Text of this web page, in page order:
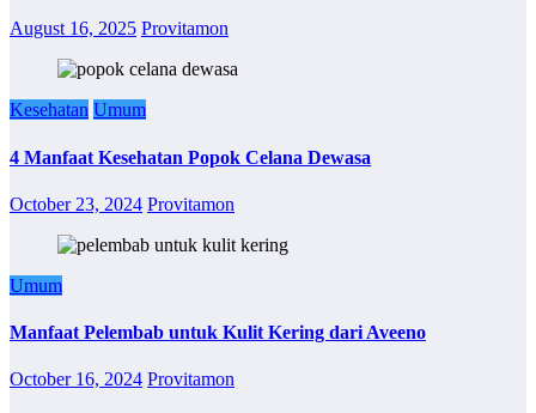
August 16, 2025 Provitamon
Kesehatan Umum
4 Manfaat Kesehatan Popok Celana Dewasa
October 23, 2024 Provitamon
Umum
Manfaat Pelembab untuk Kulit Kering dari Aveeno
October 16, 2024 Provitamon